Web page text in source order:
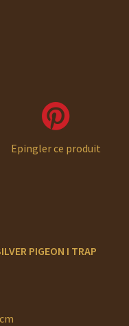
Epingler ce produit
PIGEON I TRAP
cm